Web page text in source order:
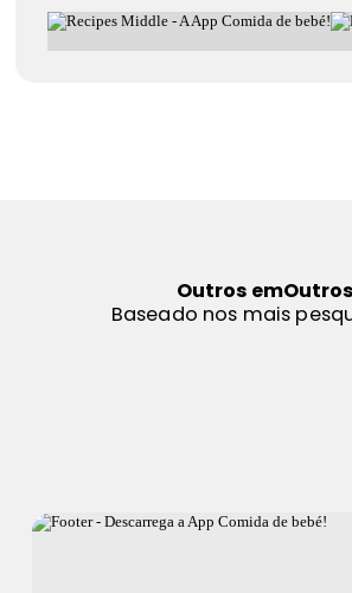
Outros emOutros
Baseado nos mais